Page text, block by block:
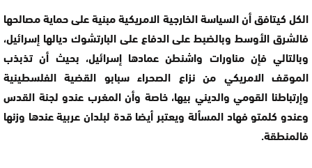
الكل كيتافق أن السياسة الخارجية الامريكية مبنية على حماية مصالحها
فالشرق الأوسط وبالضبط على الدفاع على البارتشوك ديالها إسرائيل،
وبالتالي فإن مناورات واشنطن عمادها إسرائيل، بحيث أن تذبذب
الموقف الامريكي من نزاع الصحراء سبابو القضية الفلسطينية
وإرتباطنا القومي والديني بيها، خاصة وأن المغرب عندو لجنة القدس
وعندو كلمتو فهاد المسألة ويعتبر أيضا قدة لبلدان عربية عندها وزنها
فالمنطقة.